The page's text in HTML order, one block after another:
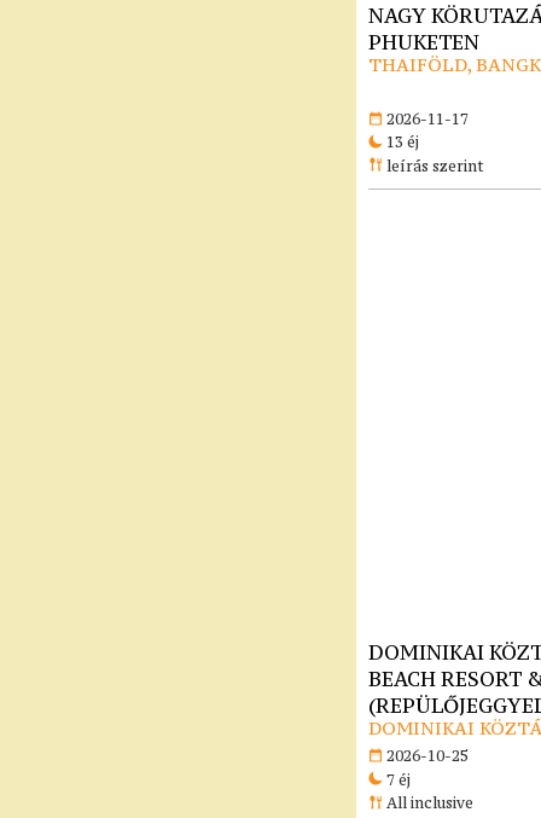
NAGY
PHUKETEN
THAIFÖLD,
2026-11-17
13 éj
leírás szerint
DOMINIKAI
BEACH RESORT
DOMINIKAI
2026-10-25
7 éj
All inclusive